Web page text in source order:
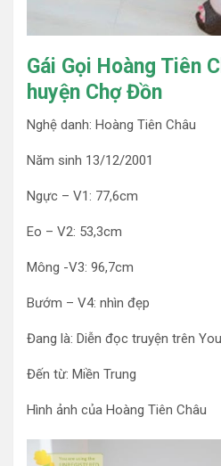
Gái Gọi Hoàng Tiên
huyện Chợ Đồn
Nghệ danh: Hoàng Tiên Châu
Năm sinh 13/12/2001
Ngực – V1: 77,6cm
Eo – V2: 53,3cm
Mông -V3: 96,7cm
Bướm – V4: nhìn đẹp
Đang là: Diễn đọc truyện trên
Đến từ: Miền Trung
Hình ảnh của Hoàng Tiên Châu